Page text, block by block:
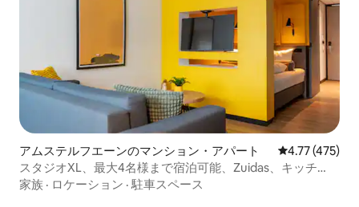
アムステルフエーンのマンション・アパート レビュー475
4.77 (475)
スタジオXL、最大4名様まで宿泊可能、Zuidas、キッチ
ン、38㎡
家族 · ロケーション · 駐車スペース